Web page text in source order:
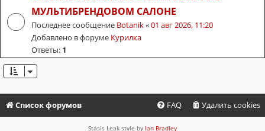
МУЛЬТИБРЕНДОВОМ САЛОНЕ
Последнее сообщение Botanik«01 авг 2026, 11:20
Добавлено в форуме Курилка
Ответы: 1
Список форумов Удалить cookies
FAQ
Stasis Leak style by Ian Bradley